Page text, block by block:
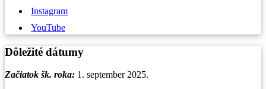
Instagram
YouTube
Dôležité dátumy
Začiatok šk. roka: 1. september 2025.